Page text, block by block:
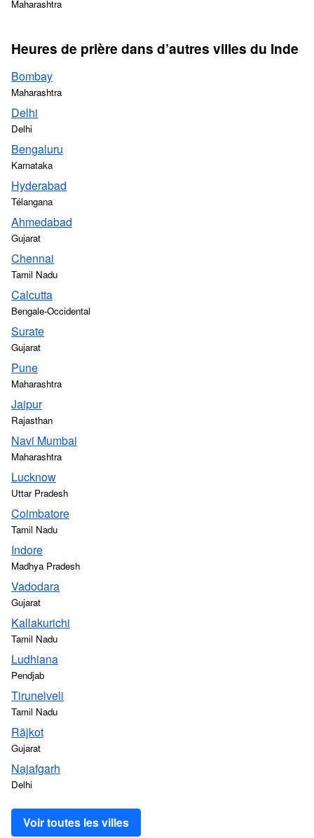
Maharashtra
Heures de prière dans d’autres villes du Inde
Bombay
Maharashtra
Delhi
Delhi
Bengaluru
Karnataka
Hyderabad
Télangana
Ahmedabad
Gujarat
Chennai
Tamil Nadu
Calcutta
Bengale-Occidental
Surate
Gujarat
Pune
Maharashtra
Jaipur
Rajasthan
Navi Mumbai
Maharashtra
Lucknow
Uttar Pradesh
Coimbatore
Tamil Nadu
Indore
Madhya Pradesh
Vadodara
Gujarat
Kallakurichi
Tamil Nadu
Ludhiana
Pendjab
Tirunelveli
Tamil Nadu
Rājkot
Gujarat
Najafgarh
Delhi
Voir toutes les villes